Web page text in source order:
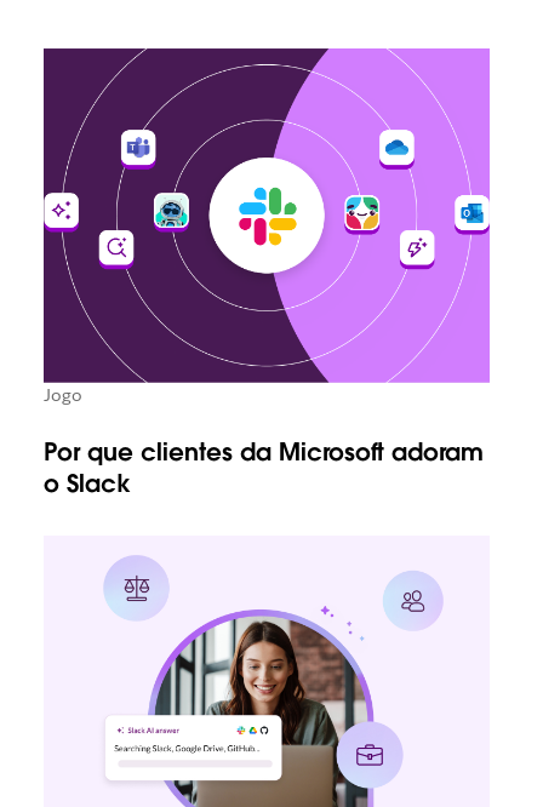
Jogo
Por que clientes da Microsoft adoram
o Slack